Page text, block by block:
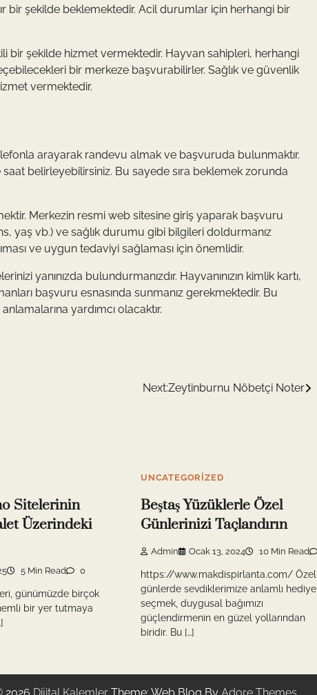
bir şekilde beklemektedir. Acil durumlar için herhangi bir
bir şekilde hizmet vermektedir. Hayvan sahipleri, herhangi
bir merkeze başvurabilirler. Sağlık ve güvenlik
vermektedir.
arayarak randevu almak ve başvuruda bulunmaktır.
belirleyebilirsiniz. Bu sayede sıra beklemek zorunda
Merkezin resmi web sitesine giriş yaparak başvuru
yaş vb.) ve sağlık durumu gibi bilgileri doldurmanız
ve uygun tedaviyi sağlaması için önemlidir.
yanınızda bulundurmanızdır. Hayvanınızın kimlik kartı,
başvuru esnasında sunmanız gerekmektedir. Bu
yardımcı olacaktır.
Next:Zeytinburnu Nöbetçi Noter
Sitelerinin
Üzerindeki
5 Min Read 0
günümüzde birçok
bir yer tutmaya
UNCATEGORIZED
Beştaş Yüzüklerle Özel
Günlerinizi Taçlandırın
Admin Ocak 13, 2024 10 Min Read
https://www.makdispirlanta.com/ Özel
günlerde sevdiklerimize anlamlı hediye
seçmek, duygusal bağımızı
güçlendirmenin en güzel yollarından
biridir. Bu […]